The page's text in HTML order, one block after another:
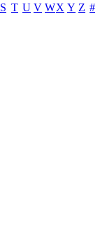
S T U V WX Y Z #